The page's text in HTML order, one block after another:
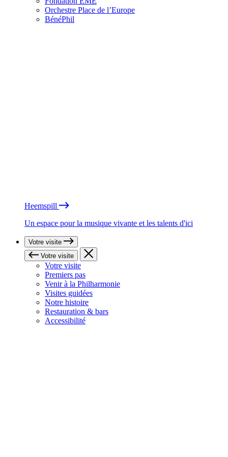
Orchestre Place de l’Europe
BénéPhil
Heemspill
Un espace pour la musique vivante et les talents d'ici
Votre visite
Votre visite
Votre visite
Premiers pas
Venir à la Philharmonie
Visites guidées
Notre histoire
Restauration & bars
Accessibilité